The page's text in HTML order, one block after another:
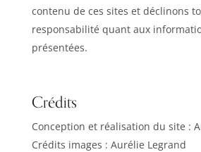
contenu de ces sites et déclinons
responsabilité quant aux
présentées.
Crédits
Conception et réalisation du site :
Crédits images : Aurélie Legrand